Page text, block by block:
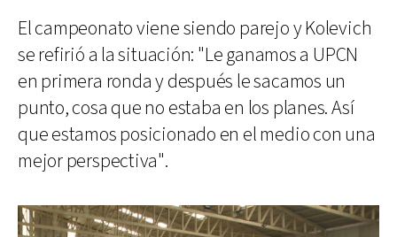
El campeonato viene siendo parejo y Kolevich
se refirió a la situación: "Le ganamos a UPCN
en primera ronda y después le sacamos un
punto, cosa que no estaba en los planes. Así
que estamos posicionado en el medio con una
mejor perspectiva".